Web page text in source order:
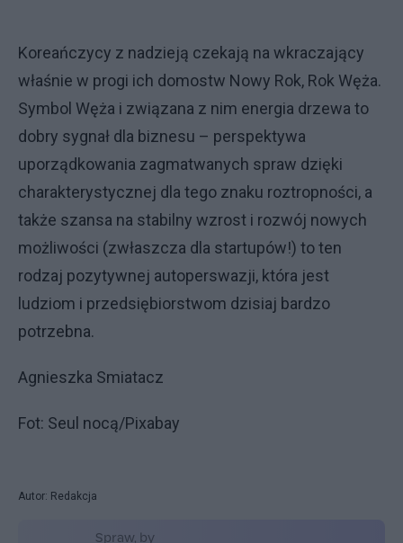
Koreańczycy z nadzieją czekają na wkraczający
właśnie w progi ich domostw Nowy Rok, Rok Węża.
Symbol Węża i związana z nim energia drzewa to
dobry sygnał dla biznesu – perspektywa
uporządkowania zagmatwanych spraw dzięki
charakterystycznej dla tego znaku roztropności, a
także szansa na stabilny wzrost i rozwój nowych
możliwości (zwłaszcza dla startupów!) to ten
rodzaj pozytywnej autoperswazji, która jest
ludziom i przedsiębiorstwom dzisiaj bardzo
potrzebna.
Agnieszka Smiatacz
Fot: Seul nocą/Pixabay
Autor: Redakcja